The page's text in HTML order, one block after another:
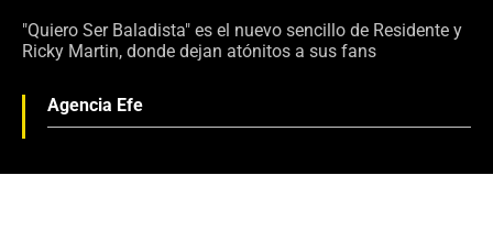
"Quiero Ser Baladista" es el nuevo sencillo de Residente y
Ricky Martin, donde dejan atónitos a sus fans
Agencia Efe